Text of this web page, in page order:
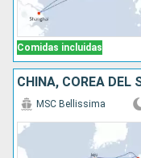
Comidas incluidas
CHINA, COREA DEL
MSC Bellissima